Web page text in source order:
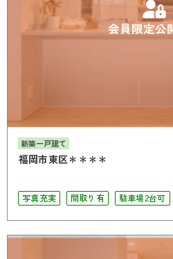
会員限定公
新築一戸建て
福岡市東区＊＊＊＊
写真充実
間取り有
駐車場2台可